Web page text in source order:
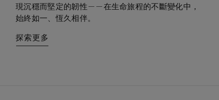
現沉穩而堅定的韌性——在生命旅程的不斷變化中，
始終如一、恆久相伴。
探索更多
官互動，體現了大地令人著迷的力量，成為代表守護
和雙重能量的現代象徵。
探索更多